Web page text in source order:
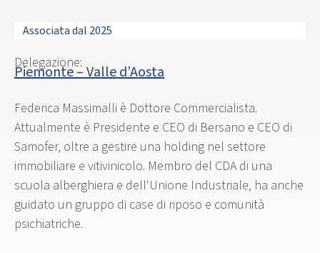
Associata dal 2025
Delegazione:
Piemonte – Valle d’Aosta
Federica Massimalli è Dottore Commercialista.
Attualmente è Presidente e CEO di Bersano e CEO di
Samofer, oltre a gestire una holding nel settore
immobiliare e vitivinicolo. Membro del CDA di una
scuola alberghiera e dell'Unione Industriale, ha anche
guidato un gruppo di case di riposo e comunità
psichiatriche.